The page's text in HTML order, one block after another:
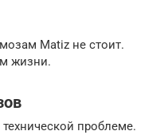
Matiz не стоит.
жизни.
проблеме.